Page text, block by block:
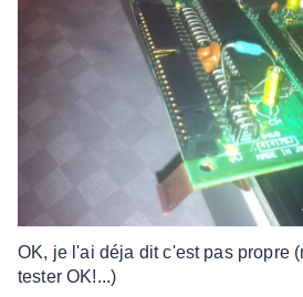
OK, je l'ai déja dit c'est pas propre
tester OK!...)